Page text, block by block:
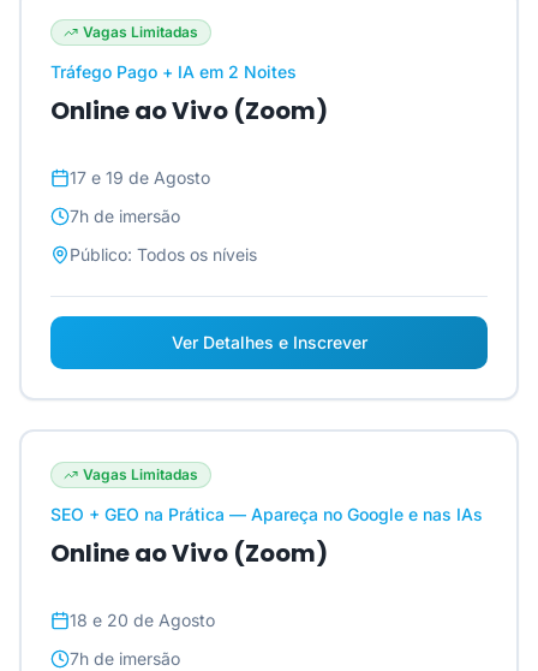
Vagas Limitadas
Tráfego Pago + IA em 2 Noites
Online ao Vivo (Zoom)
17 e 19 de Agosto
7h de imersão
Público: Todos os níveis
Ver Detalhes e Inscrever
Vagas Limitadas
SEO + GEO na Prática — Apareça no Google e nas IAs
Online ao Vivo (Zoom)
18 e 20 de Agosto
7h de imersão